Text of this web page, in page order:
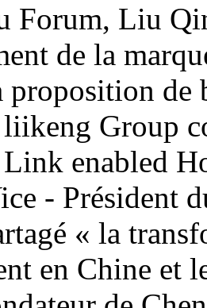
Forum, Liu
de la
proposition de
Group
enabled
- Président
« la
en Chine et